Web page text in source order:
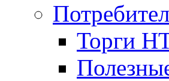
Торги